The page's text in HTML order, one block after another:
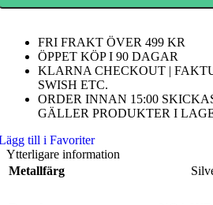
FRI FRAKT ÖVER 499 KR
ÖPPET KÖP I 90 DAGAR
KLARNA CHECKOUT |
SWISH ETC.
ORDER INNAN 15:00
GÄLLER PRODUKTER I
till i Favoriter
Ytterligare information
Metallfärg